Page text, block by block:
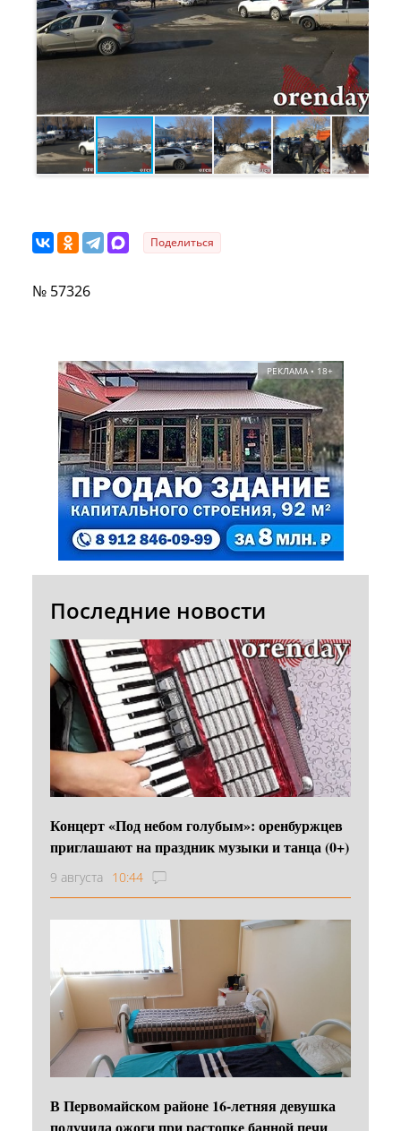
Поделиться
№ 57326
РЕКЛАМА • 18+
Последние новости
Концерт «Под небом голубым»: оренбуржцев
приглашают на праздник музыки и танца (0+)
9 августа 10:44
В Первомайском районе 16‑летняя девушка
получила ожоги при растопке банной печи